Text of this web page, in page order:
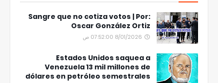
Sangre que no cotiza votos | Por:
Oscar González Ortiz
8/01/2026 07:52:00 ص
Estados Unidos saquea a
Venezuela 13 mil millones de
dólares en petróleo semestrales